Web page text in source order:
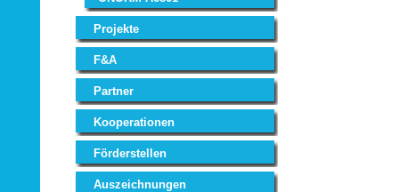
Projekte
F&A
Partner
Kooperationen
Förderstellen
Auszeichnungen